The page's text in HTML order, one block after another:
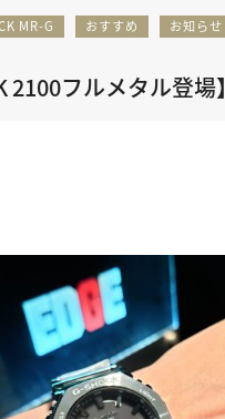
MR-G おすすめ お知らせ
2100フルメタル登場】